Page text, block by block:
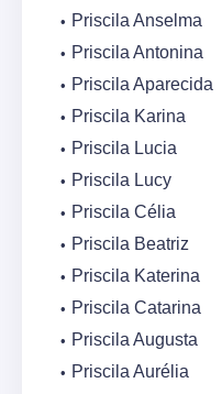
Priscila Anselma
Priscila Antonina
Priscila Aparecida
Priscila Karina
Priscila Lucia
Priscila Lucy
Priscila Célia
Priscila Beatriz
Priscila Katerina
Priscila Catarina
Priscila Augusta
Priscila Aurélia